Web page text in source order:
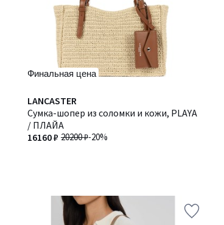
Финальная цена
LANCASTER
Сумка-шопер из соломки и кожи, PLAYA
/ ПЛАЙА
20200 ₽-20%
16160 ₽